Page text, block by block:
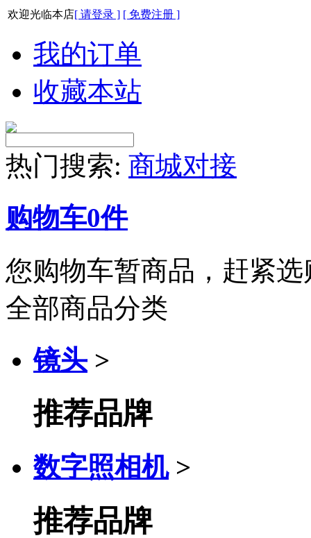
欢迎光临本店[ 请登录 ] [ 免费注册 ]
我的订单
收藏本站
热门搜索: 商城对接
购物车0件
您购物车暂商品，赶紧选
全部商品分类
镜头 >
推荐品牌
数字照相机 >
推荐品牌